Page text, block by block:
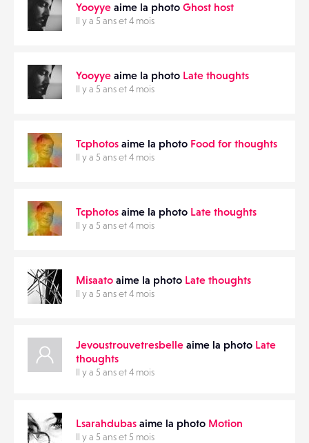
Yooyye aime la photo Ghost host
Il y a 5 ans et 4 mois
Yooyye aime la photo Late thoughts
Il y a 5 ans et 4 mois
Tcphotos aime la photo Food for thoughts
Il y a 5 ans et 4 mois
Tcphotos aime la photo Late thoughts
Il y a 5 ans et 4 mois
Misaato aime la photo Late thoughts
Il y a 5 ans et 4 mois
Jevoustrouvetresbelle aime la photo Late
thoughts
Il y a 5 ans et 4 mois
Lsarahdubas aime la photo Motion
Il y a 5 ans et 5 mois